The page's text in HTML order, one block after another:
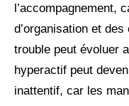
l’accompagnement,
d’organisation et
trouble peut évoluer
hyperactif peut
inattentif, car les